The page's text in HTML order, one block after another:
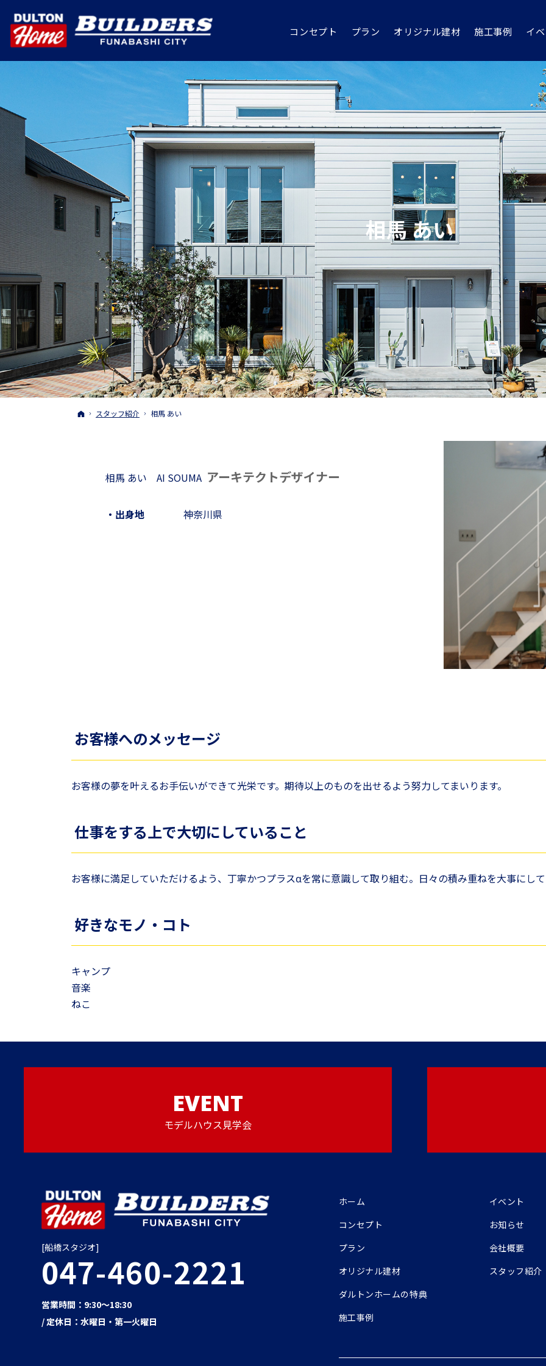
相馬 あい
ホーム
スタッフ紹介 相馬 あい
相馬 あい AI SOUMA アーキテクトデザイナー
・出身地 神奈川県
お客様へのメッセージ
お客様の夢を叶えるお手伝いができて光栄です。期待以上のものを出せるよう努力してまいります。
仕事をする上で大切にしていること
お客様に満足していただけるよう、丁寧かつプラスαを常に意識して取り組む。日々の積み重ねを大事にし
好きなモノ・コト
キャンプ
音楽
ねこ
コンセプト プラン オリジナル建材 施工事例 イ
EVENT
モデルハウス見学会
[船橋スタジオ]
047-460-2221
営業時間：9:30～18:30
/ 定休日：水曜日・第一火曜日
ホーム
コンセプト
プラン
オリジナル建材
ダルトンホームの特典
施工事例
イベント
お知らせ
会社概要
スタッフ紹介